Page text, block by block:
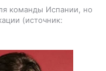
команды Испании, но
источник: